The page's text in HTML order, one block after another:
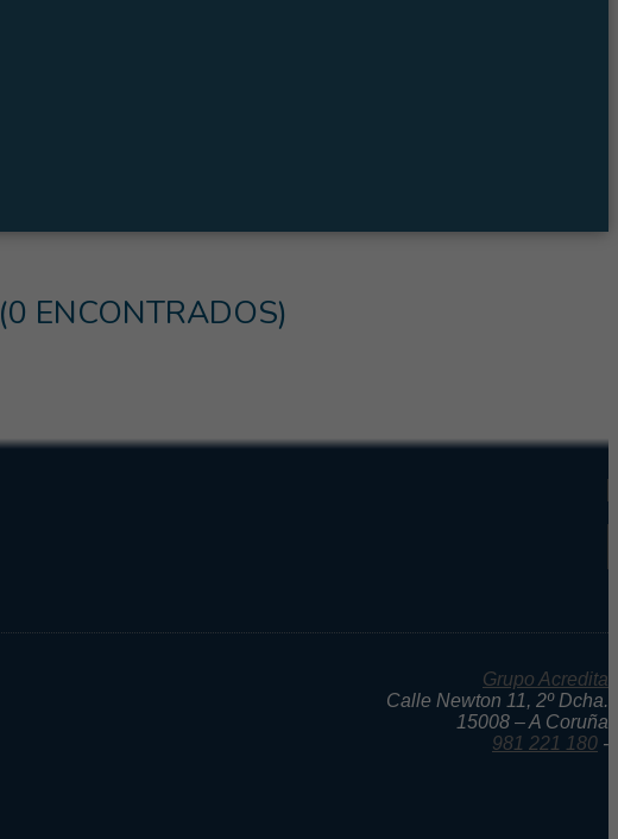
(0 ENCONTRADOS)
Grupo Acredita
Calle Newton 11, 2º Dcha.
15008 – A Coruña
981 221 180 -